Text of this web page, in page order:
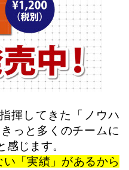
揮してきた「ノウハ
っと多くのチームに
じます。
「実績」があるから